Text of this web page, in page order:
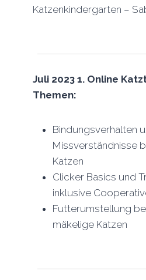
Katzenkindergarten –
Juli 2023 1. Online
Themen:
Bindungsverhalten
Missverständnisse
Katzen
Clicker Basics und
inklusive
Futterumstellung
mäkelige Katzen